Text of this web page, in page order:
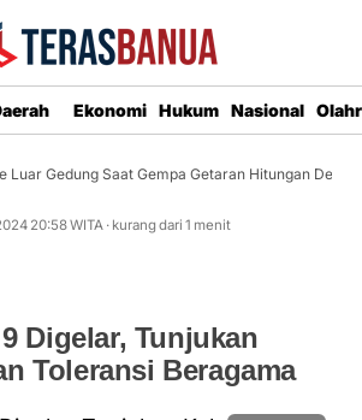
Ekonomi Hukum Nasional
Gedung Saat Gempa Getaran Hitungan Detik
20:58WITA · kurang dari 1 menit
Digelar, Tunjukan
Toleransi Beragama